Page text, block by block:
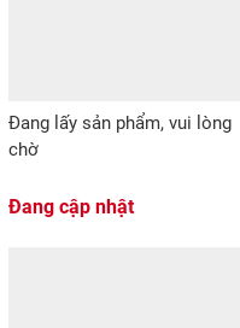
Đang lấy sản phẩm, vui lòng
chờ
Đang cập nhật